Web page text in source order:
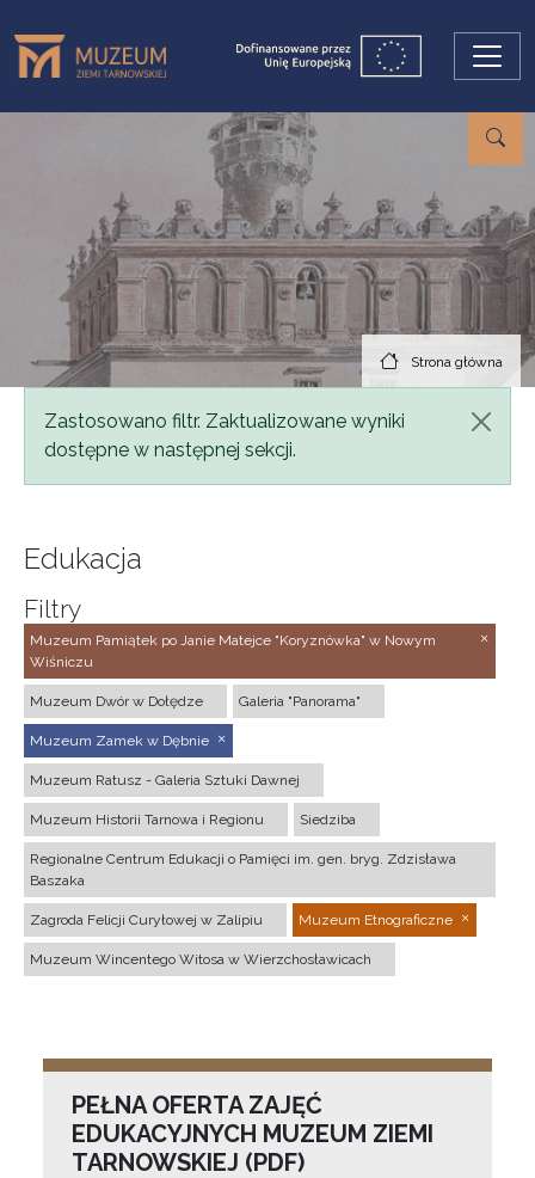
Strona główna
Komunikat
Zastosowano filtr. Zaktualizowane wyniki
dostępne w następnej sekcji.
Edukacja
Filtry
Muzeum Pamiątek po Janie Matejce "Koryznówka" w Nowym
Wiśniczu
Muzeum Dwór w Dołędze Galeria "Panorama"
Muzeum Zamek w Dębnie
Muzeum Ratusz - Galeria Sztuki Dawnej
Muzeum Historii Tarnowa i Regionu Siedziba
Regionalne Centrum Edukacji o Pamięci im. gen. bryg. Zdzisława
Baszaka
Zagroda Felicji Curyłowej w Zalipiu Muzeum Etnograficzne
Muzeum Wincentego Witosa w Wierzchosławicach
PEŁNA OFERTA ZAJĘĆ
EDUKACYJNYCH MUZEUM ZIEMI
TARNOWSKIEJ (PDF)